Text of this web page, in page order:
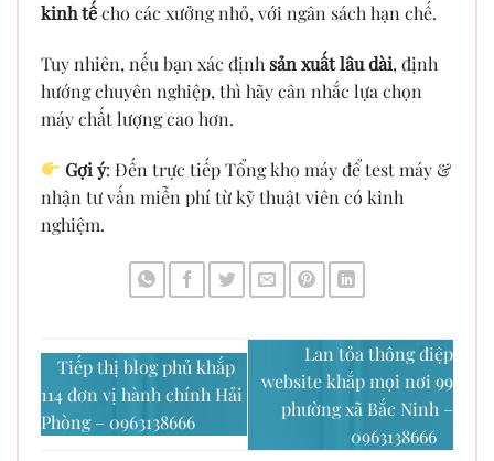
kinh tếcho các xưởng nhỏ, với ngân sách hạn chế.
Tuy nhiên, nếu bạn xác định sản xuất lâu dài, định
hướng chuyên nghiệp, thì hãy cân nhắc lựa chọn
máy chất lượng cao hơn.
Gợi ý: Đến trực tiếp Tổng kho máy để test máy &
nhận tư vấn miễn phí từ kỹ thuật viên có kinh
nghiệm.
Tiếp thị blog phủ khắp
114 đơn vị hành chính Hải
Phòng – 0963138666
Lan tỏa thông điệp
website khắp mọi nơi 99
phường xã Bắc Ninh –
0963138666